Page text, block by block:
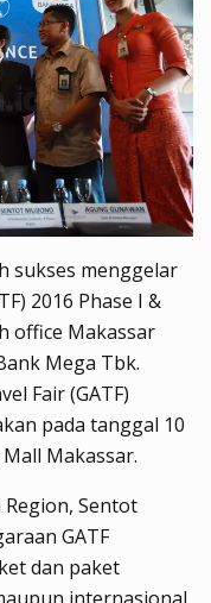
h sukses menggelar
2016 Phase I &
office Makassar
Mega Tbk.
Fair (GATF)
pada tanggal 10
Makassar.
Region, Sentot
GATF
dan paket